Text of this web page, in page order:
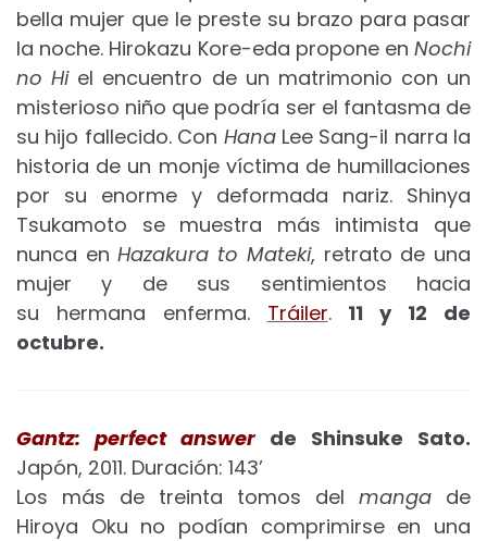
bella mujer que le preste su brazo para pasar
la noche. Hirokazu Kore-eda propone en Nochi
no Hiel encuentro de un matrimonio con un
misterioso niño que podría ser el fantasma de
su hijo fallecido. Con HanaLee Sang-il narra la
historia de un monje víctima de humillaciones
por su enorme y deformada nariz. Shinya
Tsukamoto se muestra más intimista que
nunca enHazakura to Mateki, retrato de una
mujer y de sus sentimientos hacia
su hermana enferma. Tráiler. 11 y 12 de
octubre.
Gantz: perfect answerde Shinsuke Sato.
Japón, 2011. Duración: 143’
Los más de treinta tomos del manga de
Hiroya Oku no podían comprimirse en una